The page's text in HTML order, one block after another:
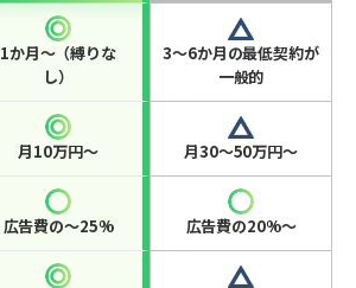
1か月〜（縛りな
し）
3〜6か月の最低契約が
一般的
月10万円〜 月30〜50万円〜
広告費の〜25% 広告費の20%〜